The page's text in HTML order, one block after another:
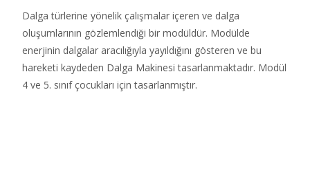
Dalga türlerine yönelik çalışmalar içeren ve dalga
oluşumlarının gözlemlendiği bir modüldür. Modülde
enerjinin dalgalar aracılığıyla yayıldığını gösteren ve bu
hareketi kaydeden Dalga Makinesi tasarlanmaktadır. Modül
4 ve 5. sınıf çocukları için tasarlanmıştır.